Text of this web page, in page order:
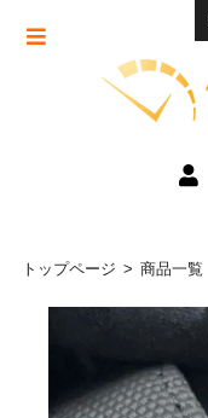
トップページ 商品一覧